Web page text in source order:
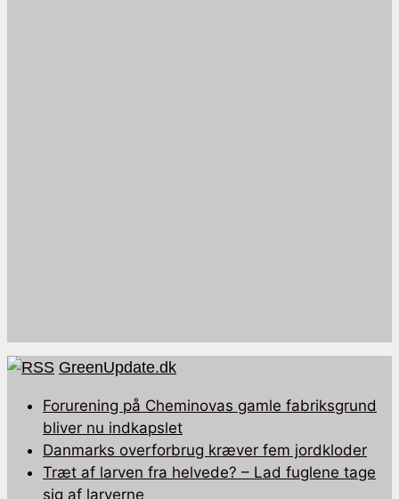
GreenUpdate.dk
Forurening på Cheminovas gamle fabriksgrund
bliver nu indkapslet
Danmarks overforbrug kræver fem jordkloder
Træt af larven fra helvede? – Lad fuglene tage
sig af larverne